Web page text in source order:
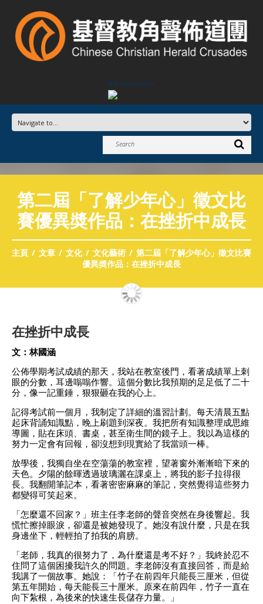
Advertisement
第二屆「了解少年心」徵文比
賽優異奬作品：在挫折中成長
主頁 文章 文化 文化藝術
第二屆「了解少年心」徵文比賽
優異奬作品：在挫折中成長
在挫折中成長
文：林國涵
公佈學期考試成績的那天，我站在教室後門，看著成績單上刺
眼的分數，耳邊嗡嗡作響。這個分數比我預期的足足低了二十
分，像一記重錘，狠狠砸在我的心上。
記得考試前一個月，我制定了詳細的溫習計劃。每天清晨五點
起床背誦知識點，晚上刷題到深夜。我把所有知識整理成思維
導圖，貼在床頭、書桌，甚至衛生間的鏡子上。我以為這樣的
努力一定會有回報，卻沒想到現實給了我當頭一棒。
放學後，我獨自坐在空蕩蕩的教室裡，望著窗外漸漸暗下來的
天色。夕陽的餘暉透過玻璃灑在課桌上，將我的影子拉得很
長。我翻開筆記本，看著密密麻麻的筆記，突然覺得這些努力
都變得可笑起來。
「怎麼還不回家？」班主任李老師的聲音突然在身後響起。我
慌忙擦掉眼淚，卻還是被她發現了。她沒有說什麼，只是在我
身邊坐下，輕輕拍了拍我的肩膀。
「老師，我真的很努力了，為什麼還是考不好？」我終於忍不
住問了這個困擾我許久的問題。李老師沒有直接回答，而是給
我講了一個故事。她說：「竹子在前四年只能長三厘米，但從
第五年開始，每天能長三十厘米。原來在前四年，竹子一直在
向下紮根，為後來的快速生長儲存力量。」